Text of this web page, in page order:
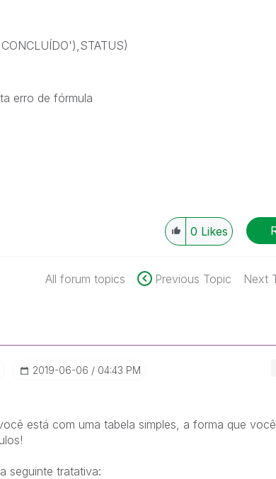
erro de fórmula
0 Likes
All forum topics Previous Topic Next
‎2019-06-06 04:43 PM
está com uma tabela simples, a forma que você
seguinte tratativa: